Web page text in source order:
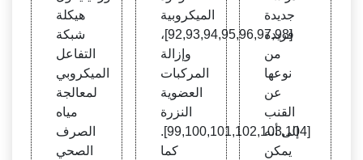
التفاع
ل المي
كروب
ي
هيكلة
شبكة
التفاعل
الميكروبي
لمعالجة
مياه
الصرف
الصحي
الصنا
عات ا
لتحوي
لية: أ
الميكروبية
[92,93,94,95,96,97,98]،
وإزالة
المركبات
العضوية
النزرة
[99,100,101,102,103,104].
كما
إنتاج ا
لكهربا
ء باس
تخدام
البول
جديدة
فريدة
من
نوعها
عن
القنب
إلى أنه
يمكن